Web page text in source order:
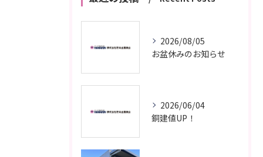
2026/08/05
お盆休みのお知らせ
2026/06/04
銅建値UP！